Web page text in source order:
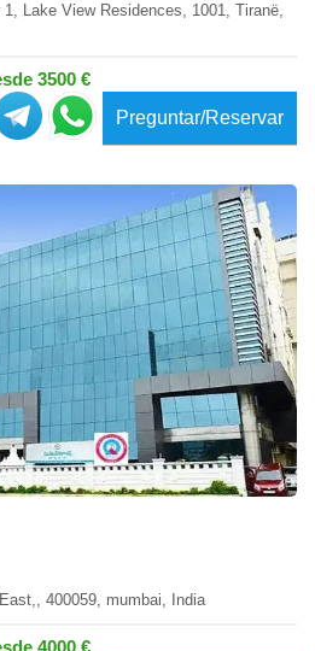
Lake View Residences, 1001, Tiranë,
3500 €
Preguntar/Reservar
400059, mumbai, India
4000 €